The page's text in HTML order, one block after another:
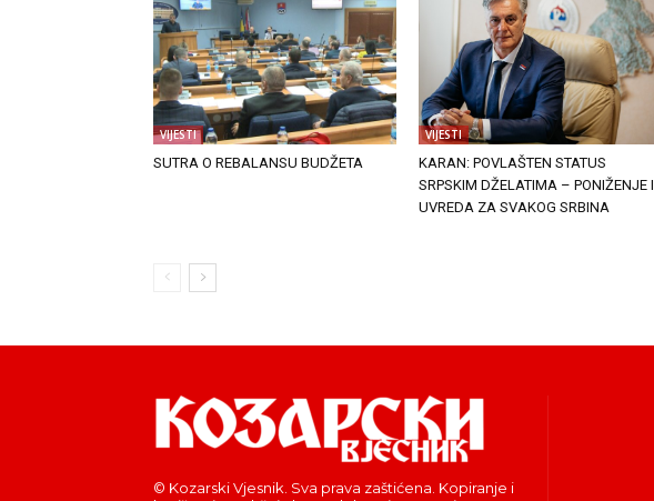
VIJESTI
SUTRA O REBALANSU BUDŽETA
VIJESTI
KARAN: POVLAŠTEN STATUS
SRPSKIM DŽELATIMA – PONIŽENJE I
UVREDA ZA SVAKOG SRBINA
© Kozarski Vjesnik. Sva prava zaštićena. Kopiranje i